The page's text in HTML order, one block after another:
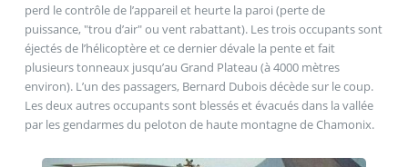
perd le contrôle de l’appareil et heurte la paroi (perte de
puissance, "trou d’air" ou vent rabattant). Les trois occupants sont
éjectés de l’hélicoptère et ce dernier dévale la pente et fait
plusieurs tonneaux jusqu’au Grand Plateau (à 4000 mètres
environ). L’un des passagers, Bernard Dubois décède sur le coup.
Les deux autres occupants sont blessés et évacués dans la vallée
par les gendarmes du peloton de haute montagne de Chamonix.